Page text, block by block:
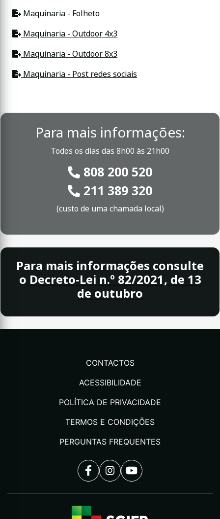
Maquinaria - Folheto
Maquinaria - Outdoor 4x3
Maquinaria - Outdoor 8x3
Maquinaria - Post redes sociais
Para mais informações:
Todos os dias das 8h00 às 21h00
808 200 520
211 389 320
(custo de uma chamada local)
Para mais informações consulte
o Decreto-Lei n.º 82/2021, de 13
de outubro
CONTACTOS
ACESSIBILIDADE
POLÍTICA DE PRIVACIDADE
TERMOS E CONDIÇÕES
PERGUNTAS FREQUENTES